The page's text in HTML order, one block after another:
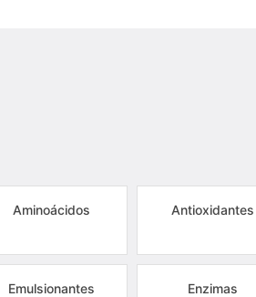
Aminoácidos Antioxidantes
Emulsionantes Enzimas